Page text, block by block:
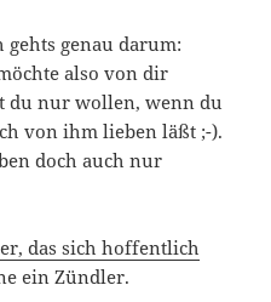
genau darum:
also von dir
du nur wollen, wenn du
von ihm lieben läßt ;-).
doch auch nur
das sich hoffentlich
ein Zündler.